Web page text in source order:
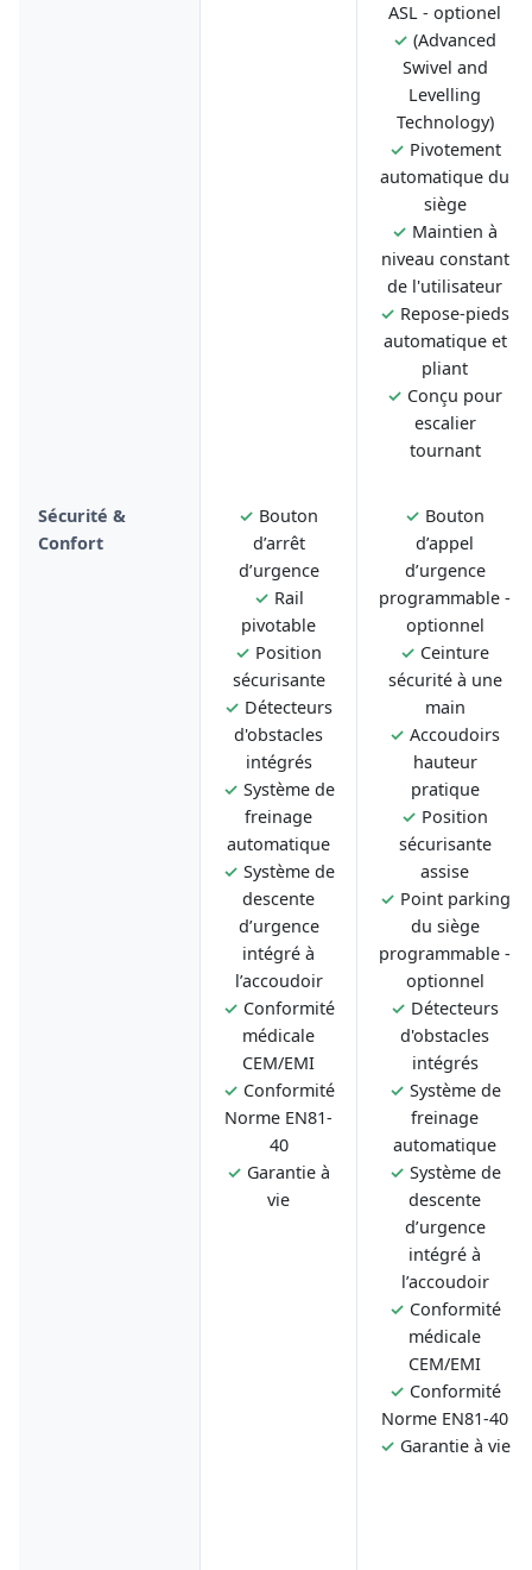
ASL - optionel
✓ (Advanced
Swivel and
Levelling
Technology)
✓ Pivotement
automatique du
siège
✓ Maintien à
niveau constant
de l'utilisateur
✓ Repose-pieds
automatique et
pliant
✓ Conçu pour
escalier
tournant
Sécurité &
Confort
✓ Bouton
d’arrêt
d’urgence
✓ Rail
pivotable
✓ Position
sécurisante
✓ Détecteurs
d'obstacles
intégrés
✓ Système de
freinage
automatique
✓ Système de
descente
d’urgence
intégré à
l’accoudoir
✓ Conformité
médicale
CEM/EMI
✓ Conformité
Norme EN81-
40
✓ Garantie à
vie
✓ Bouton
d’appel
d’urgence
programmable -
optionnel
✓ Ceinture
sécurité à une
main
✓ Accoudoirs
hauteur
pratique
✓ Position
sécurisante
assise
✓ Point parking
du siège
programmable -
optionnel
✓ Détecteurs
d'obstacles
intégrés
✓ Système de
freinage
automatique
✓ Système de
descente
d’urgence
intégré à
l’accoudoir
✓ Conformité
médicale
CEM/EMI
✓ Conformité
Norme EN81-40
✓ Garantie à vie